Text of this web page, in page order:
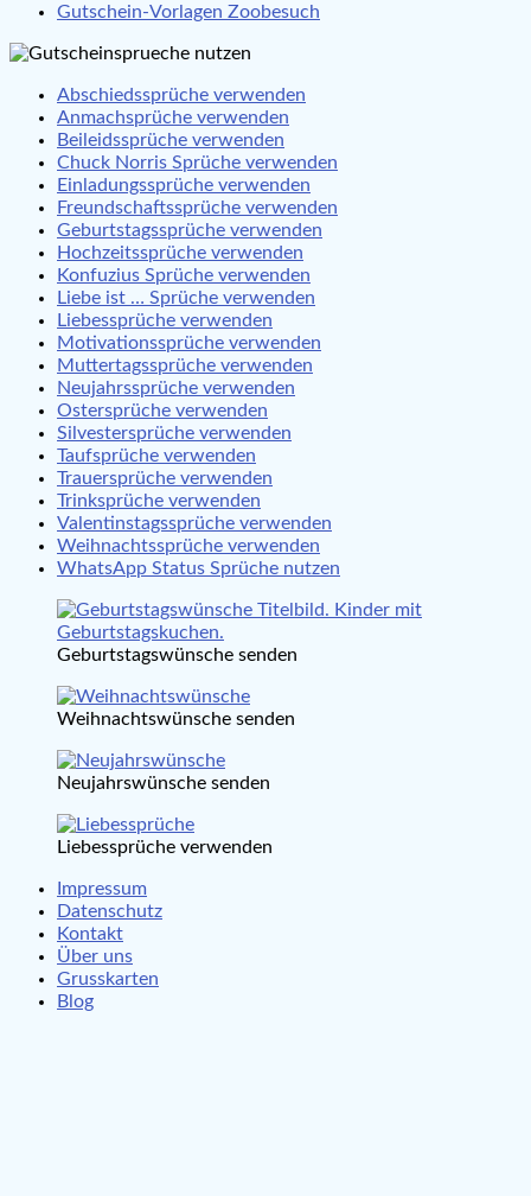
Gutschein-Vorlagen Zoobesuch
Abschiedssprüche verwenden
Anmachsprüche verwenden
Beileidssprüche verwenden
Chuck Norris Sprüche verwenden
Einladungssprüche verwenden
Freundschaftssprüche verwenden
Geburtstagssprüche verwenden
Hochzeitssprüche verwenden
Konfuzius Sprüche verwenden
Liebe ist … Sprüche verwenden
Liebessprüche verwenden
Motivationssprüche verwenden
Muttertagssprüche verwenden
Neujahrssprüche verwenden
Ostersprüche verwenden
Silvestersprüche verwenden
Taufsprüche verwenden
Trauersprüche verwenden
Trinksprüche verwenden
Valentinstagssprüche verwenden
Weihnachtssprüche verwenden
WhatsApp Status Sprüche nutzen
Geburtstagswünsche senden
Weihnachtswünsche senden
Neujahrswünsche senden
Liebessprüche verwenden
Impressum
Datenschutz
Kontakt
Über uns
Grusskarten
Blog